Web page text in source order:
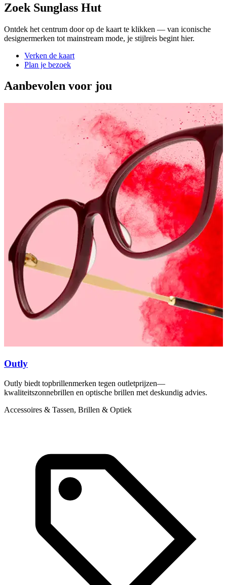
Zoek Sunglass Hut
Ontdek het centrum door op de kaart te klikken — van iconische
designermerken tot mainstream mode, je stijlreis begint hier.
Verken de kaart
Plan je bezoek
Aanbevolen voor jou
Outly
Outly biedt topbrillenmerken tegen outletprijzen—
kwaliteitszonnebrillen en optische brillen met deskundig advies.
Accessoires & Tassen, Brillen & Optiek